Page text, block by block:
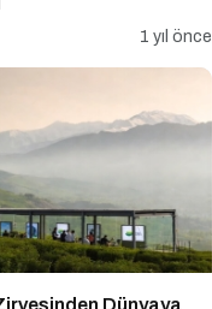
1 yıl önce
Dünyaya